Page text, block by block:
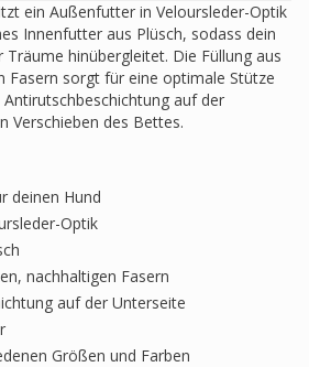
ein Außenfutter in Veloursleder-Optik
Innenfutter aus Plüsch, sodass dein
Träume hinübergleitet. Die Füllung aus
Fasern sorgt für eine optimale Stütze
Antirutschbeschichtung auf der
Verschieben des Bettes.
deinen Hund
Optik
nachhaltigen Fasern
auf der Unterseite
Größen und Farben